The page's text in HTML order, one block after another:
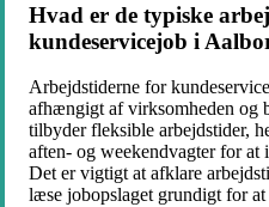
Hvad er de typiske
kundeservicejob i
Arbejdstiderne for
afhængigt af virksomheden og
tilbyder fleksible arbejdstider,
aften- og weekendvagter for at
Det er vigtigt at afklare
læse jobopslaget grundigt for